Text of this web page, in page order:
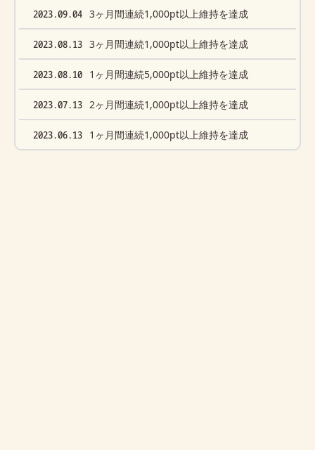
2023.09.04 3ヶ月間連続1,000pt以上維持を達成
2023.08.13 3ヶ月間連続1,000pt以上維持を達成
2023.08.10 1ヶ月間連続5,000pt以上維持を達成
2023.07.13 2ヶ月間連続1,000pt以上維持を達成
2023.06.13 1ヶ月間連続1,000pt以上維持を達成